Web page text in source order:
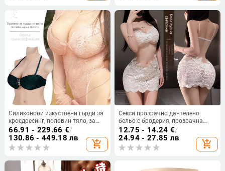
Силиконови изкуствени гърди за
кросдресинг, половин тяло, за
мъже в женски образ, cosplay
гърди и подплънки за бюст
66.91 - 229.66 €/
130.86 - 449.18 лв
add_shopping_cart
Секси прозрачно дантелено
бельо с бродерия, прозрачна
мрежеста нощница с презрамки
и открита интимна зона
12.75 - 14.24 €/
24.94 - 27.85 лв
add_shopping_cart